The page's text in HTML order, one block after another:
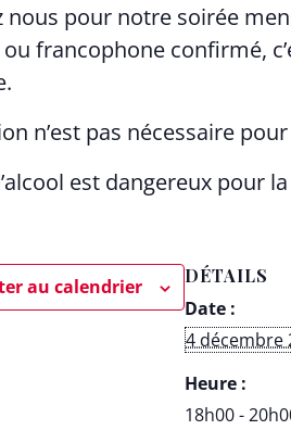
nous pour notre soirée
francophone confirmé,
n’est pas nécessaire
est dangereux pour
au calendrier DÉTAILS
Date :
4 décembre
Heure :
18h00 -